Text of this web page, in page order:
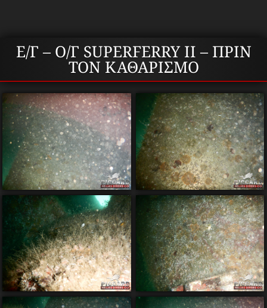
Ε/Γ – Ο/Γ SUPERFERRY II – ΠΡΙΝ
ΤΟΝ ΚΑΘΑΡΙΣΜΟ